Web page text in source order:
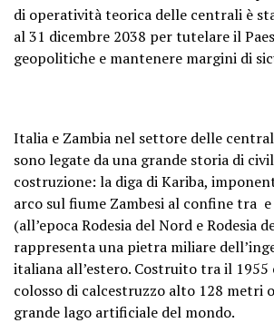
di operatività teorica delle centrali è
al 31 dicembre 2038 per tutelare il
geopolitiche e mantenere margini di
Italia e Zambia nel settore delle
sono legate da una grande storia di
costruzione: la diga di Kariba,
arco sul fiume Zambesi al confine tra
(all’epoca Rodesia del Nord e Rodesia
rappresenta una pietra miliare
italiana all’estero. Costruito tra il 1955
colosso di calcestruzzo alto 128 metri
grande lago artificiale del mondo.